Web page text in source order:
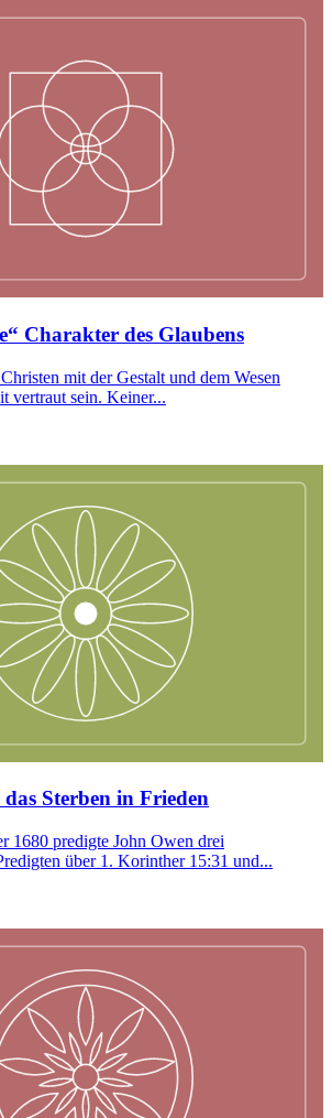
Charakter des Glaubens
mit der Gestalt und dem Wesen
vertraut sein. Keiner...
Sterben in Frieden
1680 predigte John Owen drei
über 1. Korinther 15:31 und...